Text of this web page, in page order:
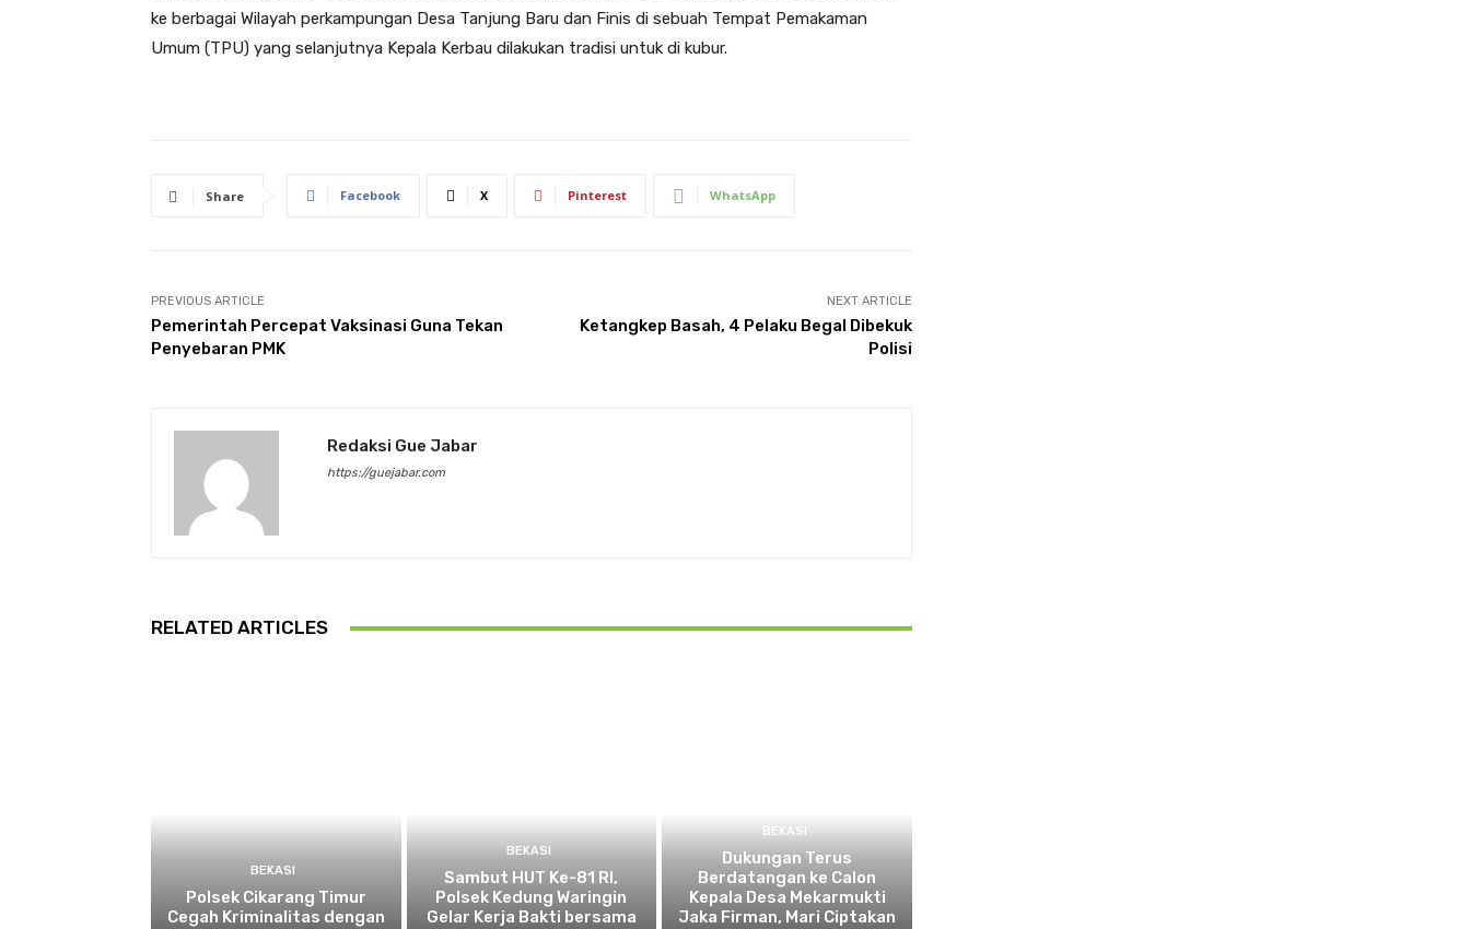
ke berbagai Wilayah perkampungan Desa Tanjung Baru dan Finis di sebuah Tempat Pemakaman
Umum (TPU) yang selanjutnya Kepala Kerbau dilakukan tradisi untuk di kubur.
Share Facebook X Pinterest WhatsApp
PREVIOUS ARTICLE
Pemerintah Percepat Vaksinasi Guna Tekan
Penyebaran PMK
NEXT ARTICLE
Ketangkep Basah, 4 Pelaku Begal Dibekuk
Polisi
Redaksi Gue Jabar
https://guejabar.com
RELATED ARTICLES
BEKASI
Polsek Cikarang Timur
Cegah Kriminalitas dengan
BEKASI
Sambut HUT Ke-81 RI,
Polsek Kedung Waringin
Gelar Kerja Bakti bersama
BEKASI
Dukungan Terus
Berdatangan ke Calon
Kepala Desa Mekarmukti
Jaka Firman, Mari Ciptakan